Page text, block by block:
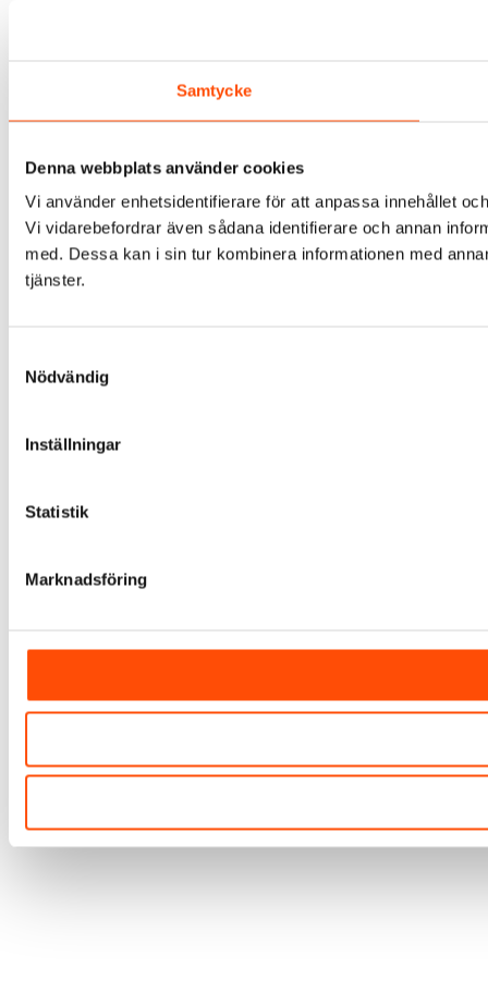
Samtycke
Denna webbplats använder cookies
Vi använder enhetsidentifierare för att anpassa innehållet
Vi vidarebefordrar även sådana identifierare och annan
med. Dessa kan i sin tur kombinera informationen med
tjänster.
Nödvändig
Inställningar
Statistik
Marknadsföring